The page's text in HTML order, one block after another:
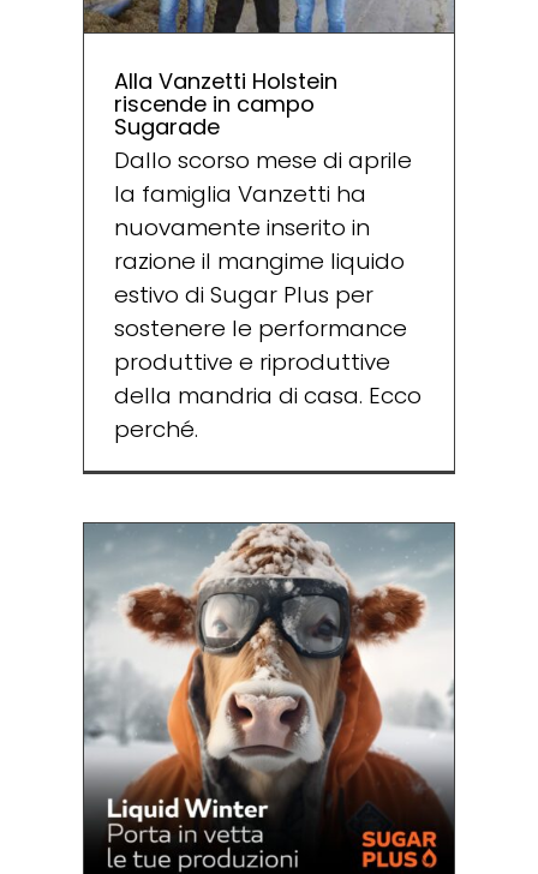
Alla Vanzetti Holstein
riscende in campo
Sugarade
Dallo scorso mese di aprile
la famiglia Vanzetti ha
nuovamente inserito in
razione il mangime liquido
estivo di Sugar Plus per
sostenere le performance
produttive e riproduttive
della mandria di casa. Ecco
perché.